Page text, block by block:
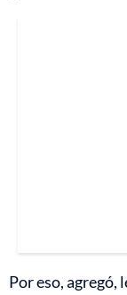
Por eso, agregó,